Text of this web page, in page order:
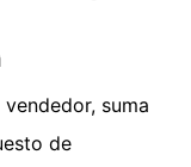
suma
de